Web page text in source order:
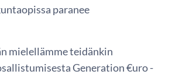
paranee
mielellämme teidänkin
Generation €uro -